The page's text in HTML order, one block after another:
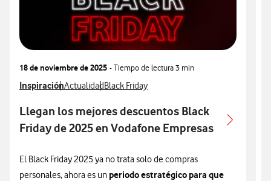
18 de noviembre de 2025 - Tiempo de lectura3 min
Ver más articulos relacionados con
InspiraciónVer más artículos con
ActualidadVer más artículos con
Black Friday
Llegan los mejores descuentos Black
Friday de 2025 en Vodafone Empresas
El Black Friday 2025 ya no trata solo de compras
personales, ahora es un periodo estratégico para que